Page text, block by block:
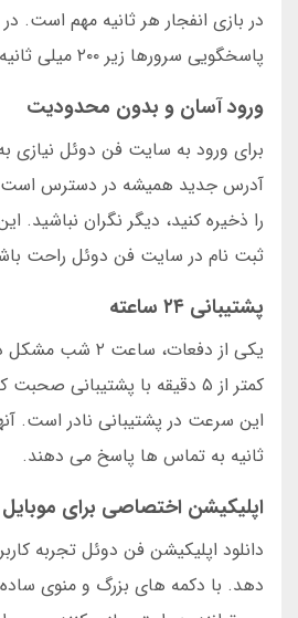
در بازی انفجار هر ثانیه مهم
پاسخگویی سرورها زیر ۲۰۰ میلی ثانیه بود.
ورود آسان و بدون محدودیت
برای ورود به سایت فن دوئل نیازی
آدرس جدید همیشه در دسترس است
را ذخیره کنید، دیگر نگران نباشید.
ثبت نام در سایت فن دوئل راحت
پشتیبانی ۲۴ ساعته
یکی از دفعات،
کمتر از ۵ دقیقه با
ثانیه به تماس ها پاسخ می دهند.
اپلیکیشن اختصاصی برای موبایل
دانلود اپلیکیشن فن دوئل تجربه
دهد. با دکمه های بزرگ و منوی